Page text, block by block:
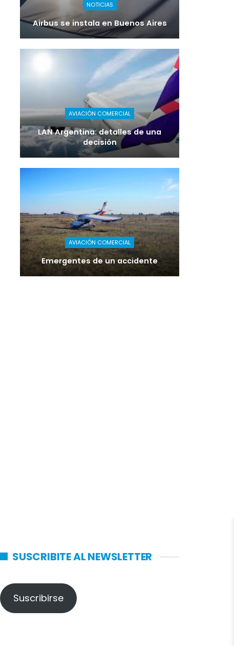
NOTICIAS
Airbus se instala en Buenos Aires
AVIACIÓN COMERCIAL
LAN Argentina: detalles de una
decisión
AVIACIÓN COMERCIAL
Emergentes de un accidente
SUSCRIBITE AL NEWSLETTER
Suscribirse